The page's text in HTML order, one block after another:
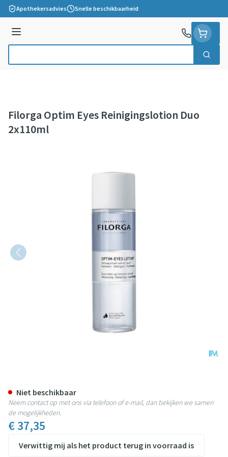
Ga naar de inhoud
Apothekersadvies Snelle beschikbaarheid
Menu
Zoek
Filorga Optim Eyes Reinigingslotion Duo
2x110ml
€ 37,35
Verwittig mij als het product terug in voorraad is
Niet beschikbaar
Neem contact op met ons via telefoon of e-mail, dan bekijken we samen
de mogelijkheden.